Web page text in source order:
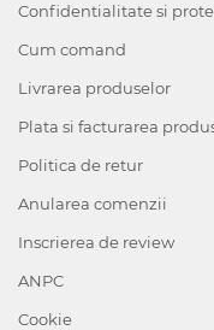
Confidentialitate si
Cum comand
Livrarea produselor
Plata si facturarea
Politica de retur
Anularea comenzii
Inscrierea de review
ANPC
Cookie